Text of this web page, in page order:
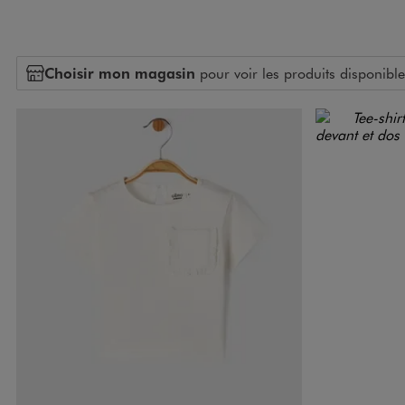
Choisir mon magasin pour voir les produits